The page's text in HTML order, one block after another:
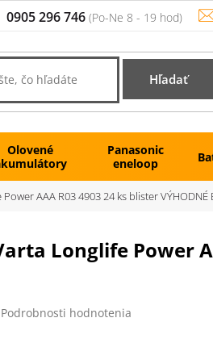
0905 296 746
Hľadať
Olovené
Panasonic
eneloop
AAA R03 4903 24 ks blister VÝHODNÉ
Longlife Power
Podrobnosti hodnotenia